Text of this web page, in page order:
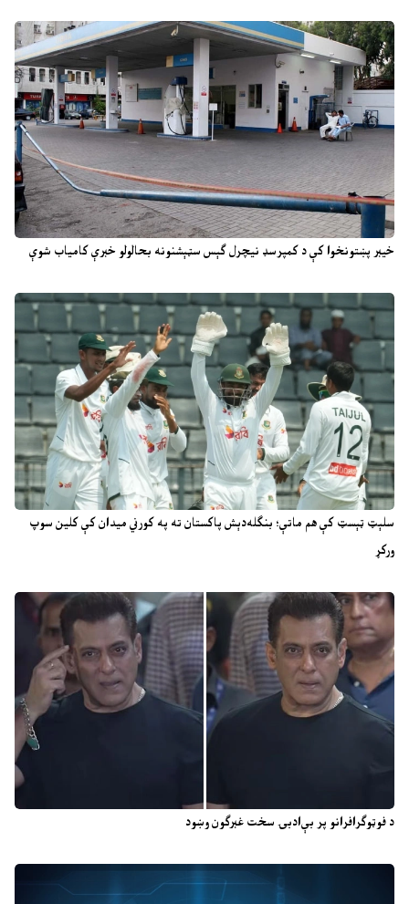
خیبر پښتونخوا کې د کمپرسډ نیچرل ګېس سټېشنونه بحالولو خبرې کامیاب شوې
سلېټ ټېسټ کې هم ماتې؛ بنګله‌دېش پاکستان ته په کورني میدان کې کلین سوپ
ورکړ
د فوټوګرافرانو پر بې‌ادبۍ سخت غبرګون وښود